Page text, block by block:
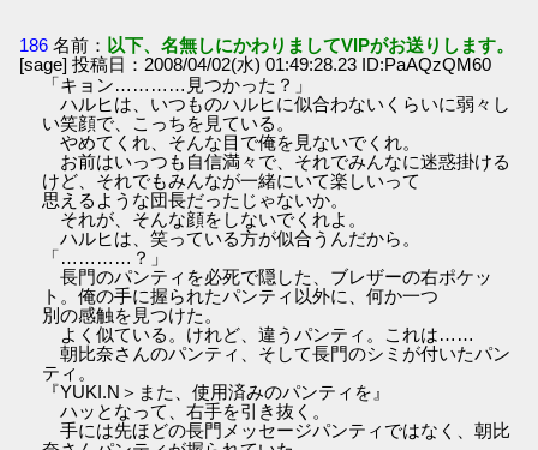
186 名前： 以下、名無しにかわりましてVIPがお送りします。
[sage] 投稿日：2008/04/02(水) 01:49:28.23 ID:PaAQzQM60
「キョン…………見つかった？」
ハルヒは、いつものハルヒに似合わないくらいに弱々し
い笑顔で、こっちを見ている。
やめてくれ、そんな目で俺を見ないでくれ。
お前はいっつも自信満々で、それでみんなに迷惑掛ける
けど、それでもみんなが一緒にいて楽しいって
思えるような団長だったじゃないか。
それが、そんな顔をしないでくれよ。
ハルヒは、笑っている方が似合うんだから。
「…………？」
長門のパンティを必死で隠した、ブレザーの右ポケッ
ト。俺の手に握られたパンティ以外に、何か一つ
別の感触を見つけた。
よく似ている。けれど、違うパンティ。これは……
朝比奈さんのパンティ、そして長門のシミが付いたパン
ティ。
『YUKI.N＞また、使用済みのパンティを』
ハッとなって、右手を引き抜く。
手には先ほどの長門メッセージパンティではなく、朝比